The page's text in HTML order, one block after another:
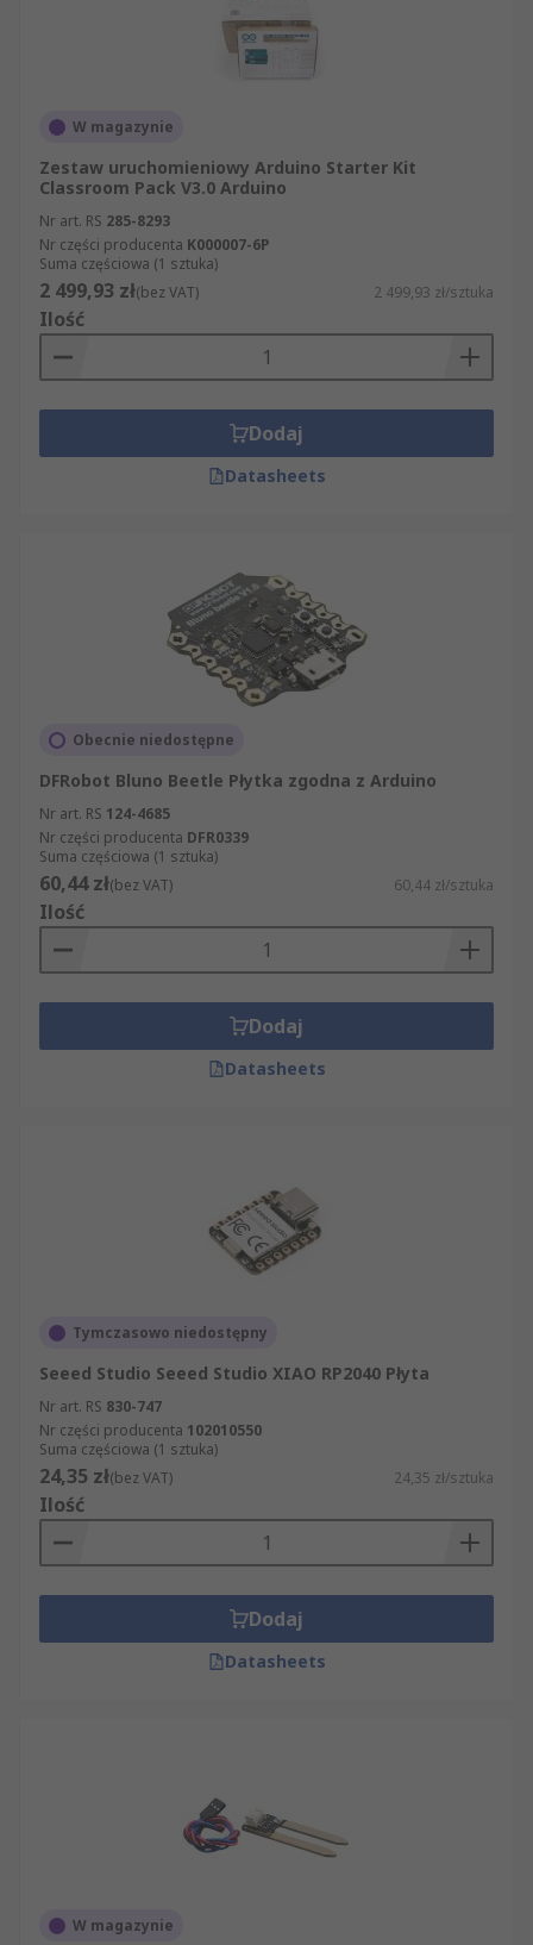
W magazynie
Zestaw uruchomieniowy Arduino Starter Kit
Classroom Pack V3.0 Arduino
Nr art. RS 285-8293
Nr części producenta K000007-6P
Suma częściowa (1 sztuka)
2 499,93 zł(bez VAT) 2 499,93 zł/sztuka
Ilość
Dodaj
Datasheets
Obecnie niedostępne
DFRobot Bluno Beetle Płytka zgodna z Arduino
Nr art. RS 124-4685
Nr części producenta DFR0339
Suma częściowa (1 sztuka)
60,44 zł(bez VAT) 60,44 zł/sztuka
Ilość
Dodaj
Datasheets
Tymczasowo niedostępny
Seeed Studio Seeed Studio XIAO RP2040 Płyta
Nr art. RS 830-747
Nr części producenta 102010550
Suma częściowa (1 sztuka)
24,35 zł(bez VAT) 24,35 zł/sztuka
Ilość
Dodaj
Datasheets
W magazynie